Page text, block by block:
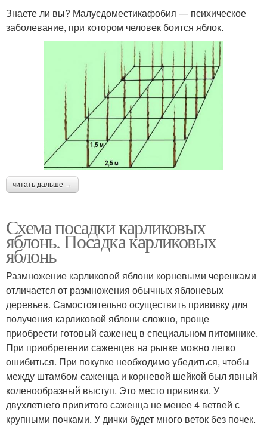
Знаете ли вы? Малусдоместикафобия — психическое
заболевание, при котором человек боится яблок.
читать дальше →
Схема посадки карликовых
яблонь. Посадка карликовых
яблонь
Размножение карликовой яблони корневыми черенками
отличается от размножения обычных яблоневых
деревьев. Самостоятельно осуществить прививку для
получения карликовой яблони сложно, проще
приобрести готовый саженец в специальном питомнике.
При приобретении саженцев на рынке можно легко
ошибиться. При покупке необходимо убедиться, чтобы
между штамбом саженца и корневой шейкой был явный
коленообразный выступ. Это место прививки. У
двухлетнего привитого саженца не менее 4 ветвей с
крупными почками. У дички будет много веток без почек.